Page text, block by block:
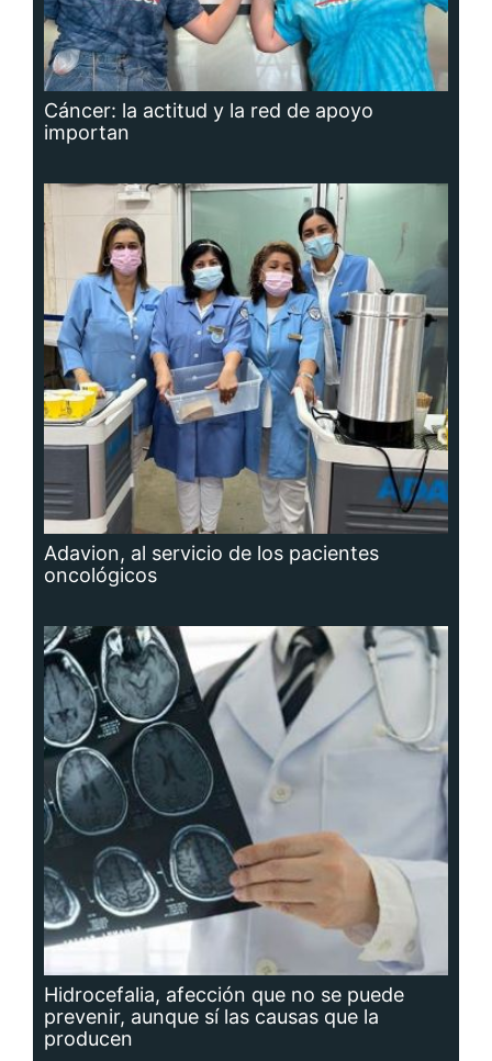
Cáncer: la actitud y la red de apoyo
importan
Adavion, al servicio de los pacientes
oncológicos
Hidrocefalia, afección que no se puede
prevenir, aunque sí las causas que la
producen